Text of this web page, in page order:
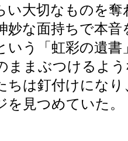
い大切なものを
妙な面持ちで本音
いう「虹彩の遺書
ままぶつけるよ
ちは釘付けにな
を見つめていた。